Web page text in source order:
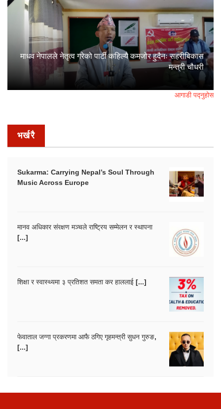
माधव नेपालले नेतृत्व गरेको पार्टी कहिल्यै कमजोर हुदैनः सहरीबिकास
मन्त्री चौधरी
आगाडी पद्नुहोस
भर्खरै
Sukarma: Carrying Nepal’s Soul Through
Music Across Europe
मानव अधिकार संरक्षण मञ्चले राष्ट्रिय सम्मेलन र स्थापना
[...]
शिक्षा र स्वास्थ्यमा ३ प्रतिशत समता कर हाललाई [...]
फेवाताल जग्गा प्रकरणमा आफै ठगिए गृहमन्त्री सुधन गुरुङ,
[...]